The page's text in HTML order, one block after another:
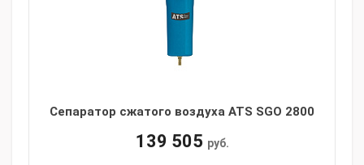
Сепаратор сжатого воздуха ATS SGO 2800
139 505 руб.